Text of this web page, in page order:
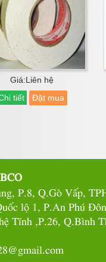
Giá:Liên hệ
tiết
Đặt mua
P.8, Q.Gò Vấp,
lộ 1, P.An Phú
Tĩnh ,P.26, Q.Bình